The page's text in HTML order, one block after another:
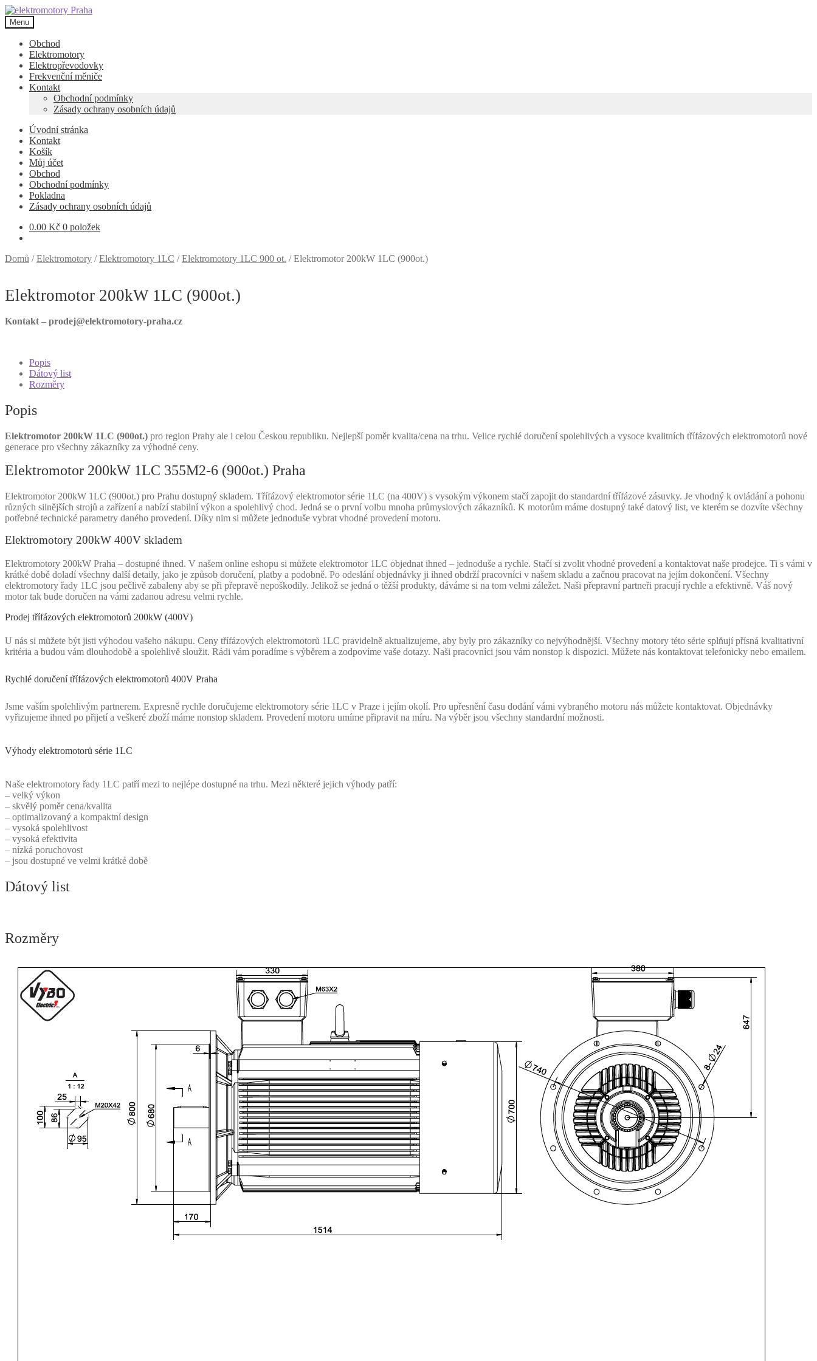
Přeskočit
na
navigaci
Přejít
k
obsahu
webu
Menu
Obchod
Elektromotory
Elektropřevodovky
Frekvenční měniče
Kontakt
Obchodní podmínky
Zásady ochrany osobních údajů
Úvodní stránka
Kontakt
Košík
Můj účet
Obchod
Obchodní podmínky
Pokladna
Zásady ochrany osobních údajů
0.00 Kč 0 položek
Domů /Elektromotory /Elektromotory 1LC /Elektromotory 1LC 900 ot. /Elektromotor 200kW 1LC (900ot.)
Elektromotor 200kW 1LC (900ot.)
Kontakt – prodej@elektromotory-praha.cz
Popis
Dátový list
Rozměry
Popis
Elektromotor 200kW 1LC (900ot.) pro region Prahy ale i celou Českou republiku. Nejlepší poměr kvalita/cena na trhu. Velice rychlé doručení spolehlivých a vysoce kvalitních třífázových elektromotorů nové
generace pro všechny zákazníky za výhodné ceny.
Elektromotor 200kW 1LC 355M2-6 (900ot.) Praha
Elektromotor 200kW 1LC (900ot.) pro Prahu dostupný skladem. Třífázový elektromotor série 1LC (na 400V) s vysokým výkonem stačí zapojit do standardní třífázové zásuvky. Je vhodný k ovládání a pohonu
různých silnějších strojů a zařízení a nabízí stabilní výkon a spolehlivý chod. Jedná se o první volbu mnoha průmyslových zákazníků. K motorům máme dostupný také datový list, ve kterém se dozvíte všechny
potřebné technické parametry daného provedení. Díky nim si můžete jednoduše vybrat vhodné provedení motoru.
Elektromotory 200kW 400V skladem
Elektromotory 200kW Praha – dostupné ihned. V našem online eshopu si můžete elektromotor 1LC objednat ihned – jednoduše a rychle. Stačí si zvolit vhodné provedení a kontaktovat naše prodejce. Ti s vámi v
krátké době doladí všechny další detaily, jako je způsob doručení, platby a podobně. Po odeslání objednávky ji ihned obdrží pracovníci v našem skladu a začnou pracovat na jejím dokončení. Všechny
elektromotory řady 1LC jsou pečlivě zabaleny aby se při přepravě nepoškodily. Jelikož se jedná o těžší produkty, dáváme si na tom velmi záležet. Naši přepravní partneři pracují rychle a efektivně. Váš nový
motor tak bude doručen na vámi zadanou adresu velmi rychle.
Prodej třífázových elektromotorů 200kW (400V)
U nás si můžete být jisti výhodou vašeho nákupu. Ceny třífázových elektromotorů 1LC pravidelně aktualizujeme, aby byly pro zákazníky co nejvýhodnější. Všechny motory této série splňují přísná kvalitativní
kritéria a budou vám dlouhodobě a spolehlivě sloužit. Rádi vám poradíme s výběrem a zodpovíme vaše dotazy. Naši pracovníci jsou vám nonstop k dispozici. Můžete nás kontaktovat telefonicky nebo emailem.
Rychlé doručení třífázových elektromotorů 400V Praha
Jsme vaším spolehlivým partnerem. Expresně rychle doručujeme elektromotory série 1LC v Praze i jejím okolí. Pro upřesnění času dodání vámi vybraného motoru nás můžete kontaktovat. Objednávky
vyřizujeme ihned po přijetí a veškeré zboží máme nonstop skladem. Provedení motoru umíme připravit na míru. Na výběr jsou všechny standardní možnosti.
Výhody elektromotorů série 1LC
Naše elektromotory řady 1LC patří mezi to nejlépe dostupné na trhu. Mezi některé jejich výhody patří:
– velký výkon
– skvělý poměr cena/kvalita
– optimalizovaný a kompaktní design
– vysoká spolehlivost
– vysoká efektivita
– nízká poruchovost
– jsou dostupné ve velmi krátké době
Dátový list
Rozměry